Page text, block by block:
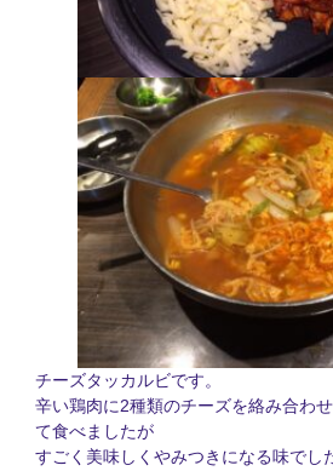
チーズタッカルビです。
辛い鶏肉に 2種類のチーズを絡み合わ
て食べましたが
すごく美味しくやみつきになる味でし